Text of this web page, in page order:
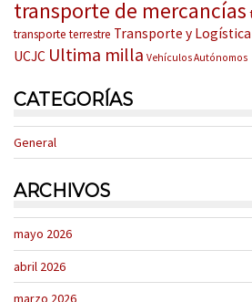
transporte de mercancías
transporte terrestre Transporte y Logística
UCJC Ultima milla Vehículos Autónomos
CATEGORÍAS
General
ARCHIVOS
mayo 2026
abril 2026
marzo 2026